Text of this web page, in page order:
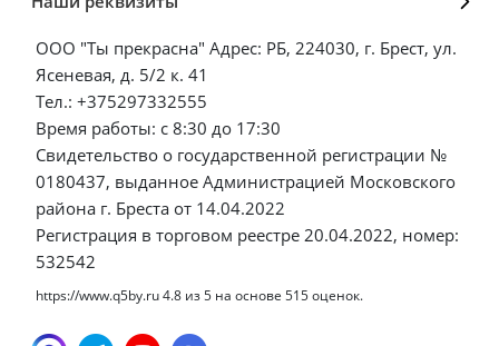
ООО "Ты прекрасна" Адрес: РБ, 224030, г. Брест, ул.
Ясеневая, д. 5/2 к. 41
Тел.: +375297332555
Время работы: с 8:30 до 17:30
Свидетельство о государственной регистрации №
0180437, выданное Администрацией Московского
района г. Бреста от 14.04.2022
Регистрация в торговом реестре 20.04.2022, номер:
532542
https://www.q5by.ru4.8 из5 на основе 515оценок.